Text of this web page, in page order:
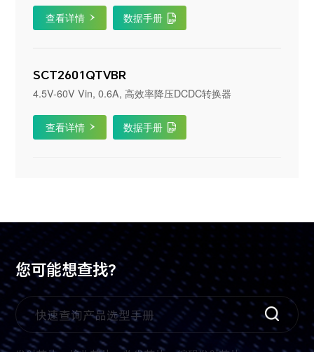
查看详情 数据手册
SCT2601QTVBR
4.5V-60V Vin, 0.6A, 高效率降压DCDC转换器
查看详情 数据手册
您可能想查找?